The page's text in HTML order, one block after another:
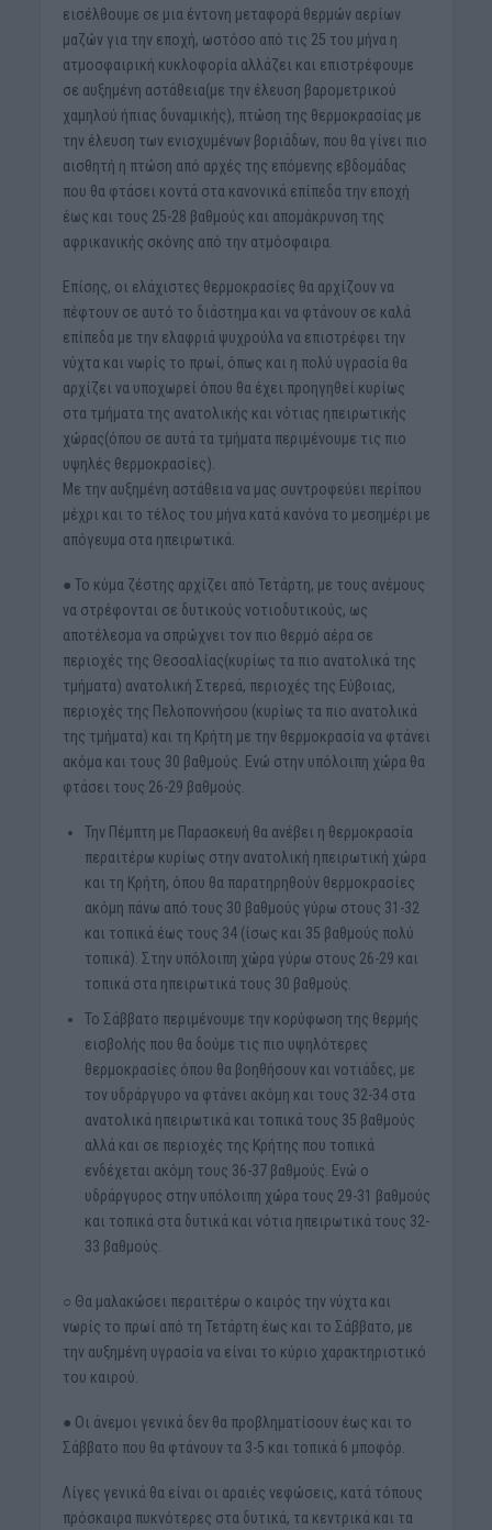
εισέλθουμε σε μια έντονη μεταφορά θερμών αερίων
μαζών για την εποχή, ωστόσο από τις 25 του μήνα η
ατμοσφαιρική κυκλοφορία αλλάζει και επιστρέφουμε
σε αυξημένη αστάθεια(με την έλευση βαρομετρικού
χαμηλού ήπιας δυναμικής), πτώση της θερμοκρασίας με
την έλευση των ενισχυμένων βοριάδων, που θα γίνει πιο
αισθητή η πτώση από αρχές της επόμενης εβδομάδας
που θα φτάσει κοντά στα κανονικά επίπεδα την εποχή
έως και τους 25-28 βαθμούς και απομάκρυνση της
αφρικανικής σκόνης από την ατμόσφαιρα.
Επίσης, οι ελάχιστες θερμοκρασίες θα αρχίζουν να
πέφτουν σε αυτό το διάστημα και να φτάνουν σε καλά
επίπεδα με την ελαφριά ψυχρούλα να επιστρέφει την
νύχτα και νωρίς το πρωί, όπως και η πολύ υγρασία θα
αρχίζει να υποχωρεί όπου θα έχει προηγηθεί κυρίως
στα τμήματα της ανατολικής και νότιας ηπειρωτικής
χώρας(όπου σε αυτά τα τμήματα περιμένουμε τις πιο
υψηλές θερμοκρασίες).
Με την αυξημένη αστάθεια να μας συντροφεύει περίπου
μέχρι και το τέλος του μήνα κατά κανόνα το μεσημέρι με
απόγευμα στα ηπειρωτικά.
● Το κύμα ζέστης αρχίζει από Τετάρτη, με τους ανέμους
να στρέφονται σε δυτικούς νοτιοδυτικούς, ως
αποτέλεσμα να σπρώχνει τον πιο θερμό αέρα σε
περιοχές της Θεσσαλίας(κυρίως τα πιο ανατολικά της
τμήματα) ανατολική Στερεά, περιοχές της Εύβοιας,
περιοχές της Πελοποννήσου (κυρίως τα πιο ανατολικά
της τμήματα) και τη Κρήτη με την θερμοκρασία να φτάνει
ακόμα και τους 30 βαθμούς. Ενώ στην υπόλοιπη χώρα θα
φτάσει τους 26-29 βαθμούς.
Την Πέμπτη με Παρασκευή θα ανέβει η θερμοκρασία
περαιτέρω κυρίως στην ανατολική ηπειρωτική χώρα
και τη Κρήτη, όπου θα παρατηρηθούν θερμοκρασίες
ακόμη πάνω από τους 30 βαθμούς γύρω στους 31-32
και τοπικά έως τους 34 (ίσως και 35 βαθμούς πολύ
τοπικά). Στην υπόλοιπη χώρα γύρω στους 26-29 και
τοπικά στα ηπειρωτικά τους 30 βαθμούς.
Το Σάββατο περιμένουμε την κορύφωση της θερμής
εισβολής που θα δούμε τις πιο υψηλότερες
θερμοκρασίες όπου θα βοηθήσουν και νοτιάδες, με
τον υδράργυρο να φτάνει ακόμη και τους 32-34 στα
ανατολικά ηπειρωτικά και τοπικά τους 35 βαθμούς
αλλά και σε περιοχές της Κρήτης που τοπικά
ενδέχεται ακόμη τους 36-37 βαθμούς. Ενώ ο
υδράργυρος στην υπόλοιπη χώρα τους 29-31 βαθμούς
και τοπικά στα δυτικά και νότια ηπειρωτικά τους 32-
33 βαθμούς.
○ Θα μαλακώσει περαιτέρω ο καιρός την νύχτα και
νωρίς το πρωί από τη Τετάρτη έως και το Σάββατο, με
την αυξημένη υγρασία να είναι το κύριο χαρακτηριστικό
του καιρού.
● Οι άνεμοι γενικά δεν θα προβληματίσουν έως και το
Σάββατο που θα φτάνουν τα 3-5 και τοπικά 6 μποφόρ.
Λίγες γενικά θα είναι οι αραιές νεφώσεις, κατά τόπους
πρόσκαιρα πυκνότερες στα δυτικά, τα κεντρικά και τα